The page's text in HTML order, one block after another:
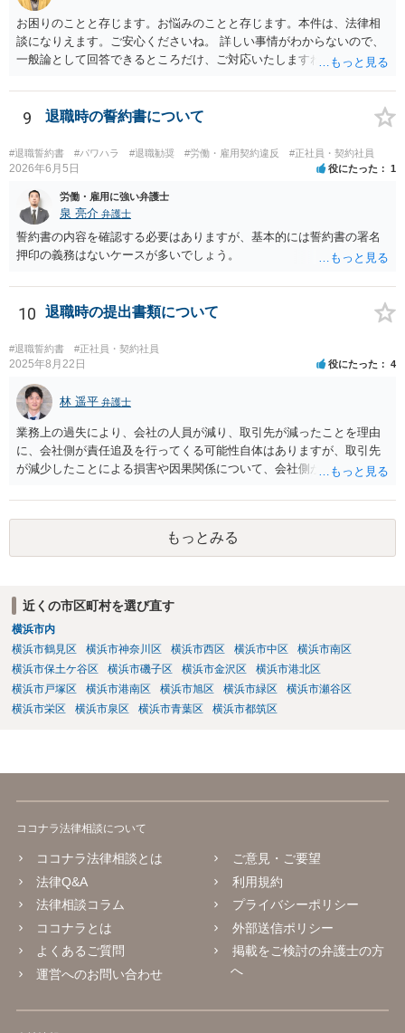
お困りのことと存じます。お悩みのことと存じます。本件は、法律相
談になりえます。ご安心くださいね。 詳しい事情がわからないので、
一般論として回答できるところだけ、ご対応いたしますね。 １ 期間
です（もめますので避けたいところですが）。 ２ 期間雇用の場合は
「やむをえない事由」が必要です。なければ損害賠償の対象となりえ
ます。ただ、実際は即時退職も不可能ではないです（同じく、もめる
ので避けたいところですが・・・）。 ３ 職場のパワーハラスメント
とは、同じ職場で働く者に対し、職務上の地位や人間関係などの職場
痛を与える又は職場環境を悪化させる行為をいいます。本件の言動
が、これらに該当するかどうか、証拠に基づいて、子細な分析と慎重
な対応が必要です。客観的証拠が不可欠です。 ４ 退職後の競業避止
義務については、合意についてすべての効力が発生するわけではない
の自由及び顧客の選択の自由を奪うものであるから、全てを有効と解
トでのやりとりだけでは、正確な回答が難しい案件です。本件は、法
的に正確に分析すべき事案です。素人判断は大いに危険です。 法的責
任をきちんと追及されたい場合には、労働法にかなり詳しく、上記に
関係した法理等にも通じた弁護士等に相談し、法的に正確に分析して
もらい、今後の対応を検討するべきです。弁護士への直接相談が良い
と思います。なぜならば、法的にきちんと解明するために、良い知恵
を得るには必要だからです。良い解決になりますよう祈念しておりま
す。納得のいかないことは徹底的に解明しましょう！ 頑張って下さ
9 退職時の誓約書について
#退職誓約書 #パワハラ #退職勧奨 #労働・雇用契約違反 #正社員・契約社員
2026年6月5日 役にたった 1
労働・雇用に強い弁護士
泉 亮介 弁護士
誓約書の内容を確認する必要はありますが、基本的には誓約書の署名
押印の義務はないケースが多いでしょう。
10 退職時の提出書類について
#退職誓約書 #正社員・契約社員
2025年8月22日 役にたった 4
林 遥平 弁護士
業務上の過失により、会社の人員が減り、取引先が減ったことを理由
に、会社側が責任追及を行ってくる可能性自体はありますが、取引先
が減少したことによる損害や因果関係について、会社側が立証する義
高いです。 誓約書に、「何かあれば損害賠償をします」という文言が
あると、賠償責任についての会社側の立証のハードルは下がるので、
署名すべきではないということになります。
もっとみる
近くの市区町村を選び直す
横浜市内
横浜市鶴見区
横浜市神奈川区 横浜市西区 横浜市中区
横浜市南区
横浜市保土ケ谷区
横浜市磯子区 横浜市金沢区
横浜市港北区
横浜市戸塚区
横浜市港南区 横浜市旭区 横浜市緑区
横浜市瀬谷区
横浜市栄区
横浜市泉区 横浜市青葉区 横浜市都筑区
ココナラ法律相談について
ココナラ法律相談とは
法律Q&A
法律相談コラム
ココナラとは
よくあるご質問
運営へのお問い合わせ
ご意見・ご要望
利用規約
プライバシーポリシー
外部送信ポリシー
掲載をご検討の弁護士の方
へ